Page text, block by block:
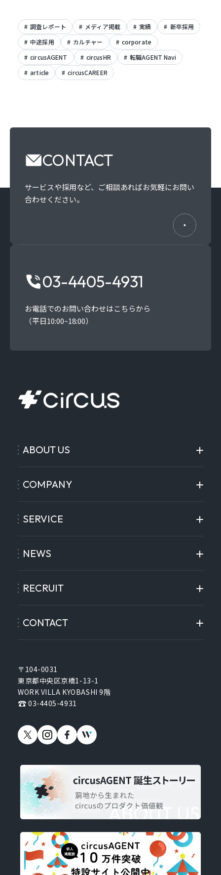
調査レポート メディア掲載 実績
新卒採用
中途採用
カルチャー
corporate
circusAGENT
circusHR
転職AGENT Navi
article
circusCAREER
CONTACT
サービスや採用など、 ご相談あればお気軽にお問い
合わせください。
03-4405-4931
お電話でのお問い合わせはこちらから
（平日10:00~18:00）
〒104-0031
東京都中央区京橋1-13-1
WORK VILLA KYOBASHI 9階
03-4405-4931
ABOUT US
COMPANY
SERVICE
NEWS
RECRUIT
CONTACT